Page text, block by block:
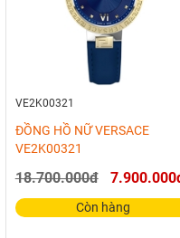
VE2K00321
ĐỒNG HỒ NỮ VERSACE
VE2K00321
18.700.000đ
Còn hàng